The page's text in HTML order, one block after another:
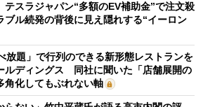
テスラジャパン“多額のEV補助金”で注文殺
ル続発の背後に見え隠れする“イーロン
放題」で行列のできる新形態レストランを
ルディングス 同社に聞いた「店舗展開の
角化してもぶれない軸